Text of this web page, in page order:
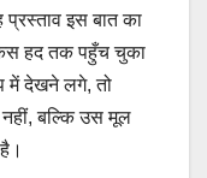
इस बात का
हद तक पहुँच चुका
में देखने लगे, तो
नहीं, बल्कि उस मूल